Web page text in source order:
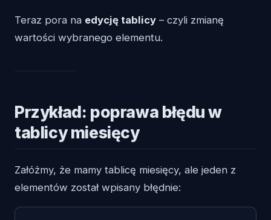
Teraz pora na edycję tablicy – czyli zmianę
wartości wybranego elementu.
Przykład: poprawa błędu w
tablicy miesięcy
Załóżmy, że mamy tablicę miesięcy, ale jeden z
elementów został wpisany błędnie: